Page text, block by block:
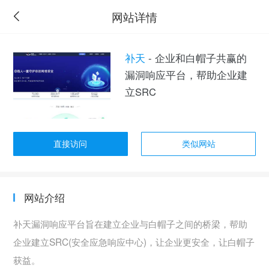
网站详情
补天 - 企业和白帽子共赢的
漏洞响应平台，帮助企业建
立SRC
直接访问 类似网站
网站介绍
补天漏洞响应平台旨在建立企业与白帽子之间的桥梁，帮助
企业建立SRC(安全应急响应中心)，让企业更安全，让白帽子
获益。